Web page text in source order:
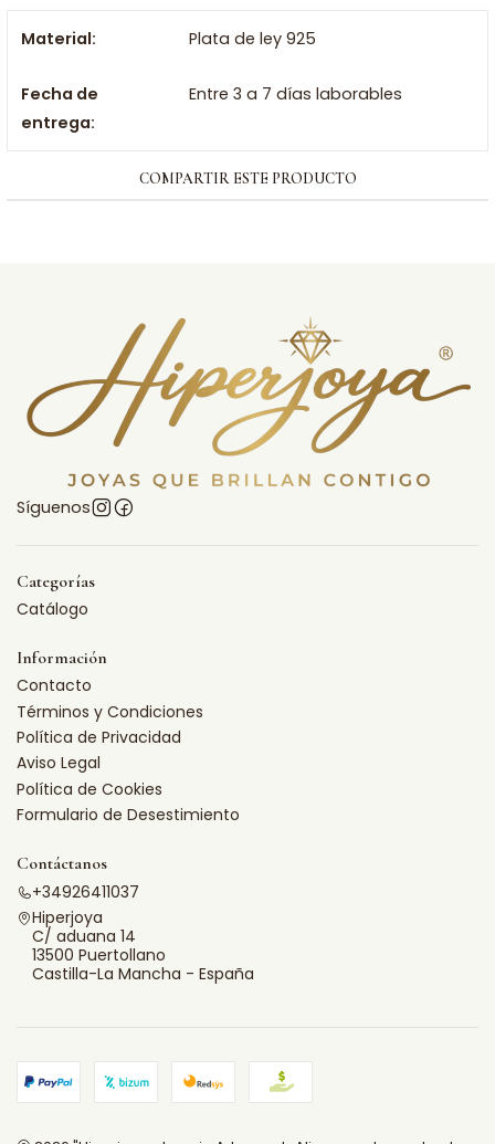
Material: Plata de ley 925
Fecha de
entrega:
Entre 3 a 7 días laborables
COMPARTIR ESTE PRODUCTO
Síguenos
Categorías
Catálogo
Información
Contacto
Términos y Condiciones
Política de Privacidad
Aviso Legal
Política de Cookies
Formulario de Desestimiento
Contáctanos
+34926411037
Hiperjoya
C/ aduana 14
13500 Puertollano
Castilla-La Mancha - España